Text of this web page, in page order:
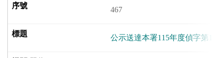
467
公示送達本署115年度偵字第